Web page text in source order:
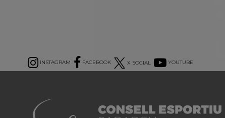
INSTAGRAM FACEBOOK X SOCIAL YOUTUBE